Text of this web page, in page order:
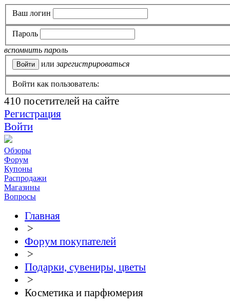
Ваш логин
Пароль
вспомнить пароль
или зарегистрироваться
Войти как пользователь:
410 посетителей на сайте
Регистрация
Войти
Обзоры
Форум
Купоны
Распродажи
Магазины
Вопросы
Главная
>
Форум покупателей
>
Подарки, сувениры, цветы
>
Косметика и парфюмерия